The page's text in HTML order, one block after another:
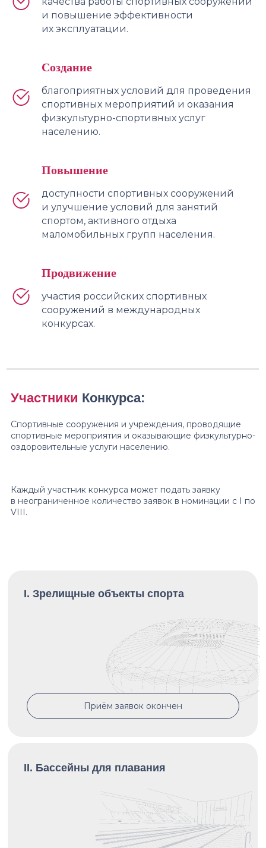
и повышение эффективности
их эксплуатации.
Создание
благоприятных условий для проведения
спортивных мероприятий и оказания
физкультурно-спортивных услуг
населению.
Повышение
доступности спортивных сооружений
и улучшение условий для занятий
спортом, активного отдыха
маломобильных групп населения.
Продвижение
участия российских спортивных
сооружений в международных
конкурсах.
Участники Конкурса:
Cпортивные сооружения и учреждения, проводящие
спортивные мероприятия и оказывающие физкультурно-
оздоровительные услуги населению.
Каждый участник конкурса может подать заявку
в неограниченное количество заявок в номинации с I по
VIII.
II. Бассейны для плавания
I. Зрелищные объекты спорта
Приём заявок окончен